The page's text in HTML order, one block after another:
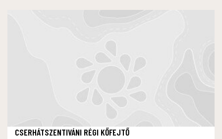
CSERHÁTSZENTIVÁNI RÉGI KŐFEJTŐ